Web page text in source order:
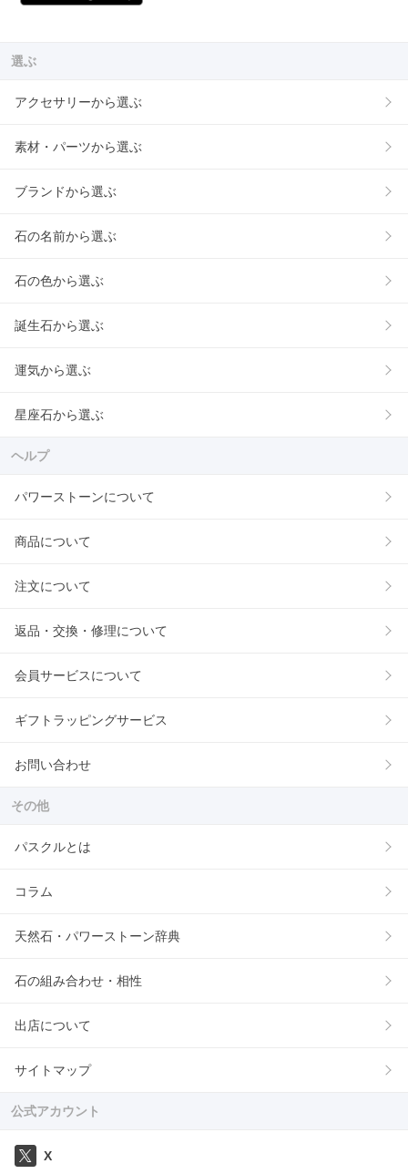
選ぶ
アクセサリーから選ぶ
素材・パーツから選ぶ
ブランドから選ぶ
石の名前から選ぶ
石の色から選ぶ
誕生石から選ぶ
運気から選ぶ
星座石から選ぶ
ヘルプ
パワーストーンについて
商品について
注文について
返品・交換・修理について
会員サービスについて
ギフトラッピングサービス
お問い合わせ
その他
パスクルとは
コラム
天然石・パワーストーン辞典
石の組み合わせ・相性
出店について
サイトマップ
公式アカウント
X